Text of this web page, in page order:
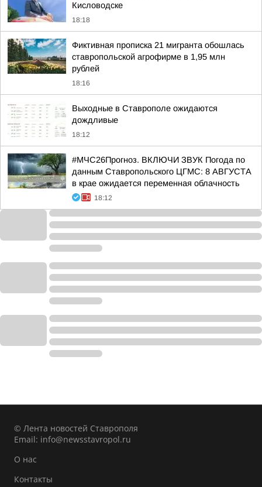
Кисловодске
18:18
Фиктивная прописка 21 мигранта обошлась
ставропольской агрофирме в 1,95 млн
рублей
18:16
Выходные в Ставрополе ожидаются
дождливые
18:12
#МЧС26Прогноз. ВКЛЮЧИ ЗВУК Погода по
данным Ставропольского ЦГМС: 8 АВГУСТА
в крае ожидается переменная облачность
18:12
© Лента новостей Ставрополя
Email: info@newsstavropol.ru
О нас
Контакты